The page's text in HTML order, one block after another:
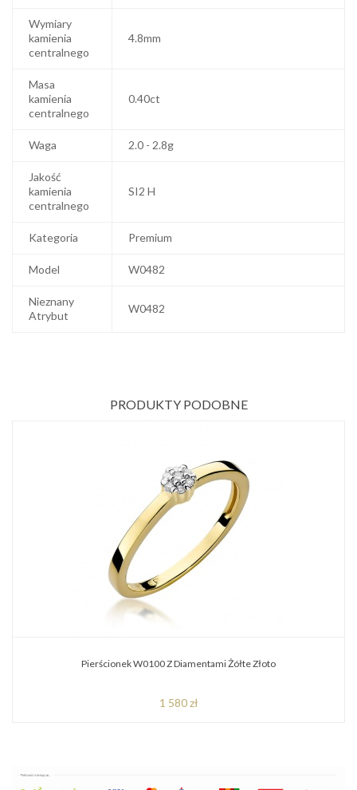
Wymiary
kamienia
centralnego
4.8mm
Masa
kamienia
centralnego
0.40ct
Waga 2.0 - 2.8g
Jakość
kamienia
centralnego
SI2 H
Kategoria Premium
Model W0482
Nieznany
Atrybut
W0482
PRODUKTY PODOBNE
Pierścionek W0100 Z Diamentami Żółte Złoto
1 580 zł